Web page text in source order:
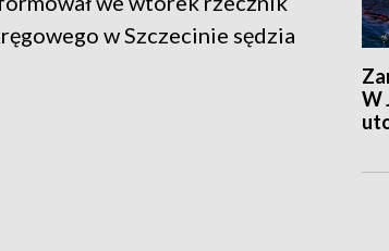
W
w Szczecinie sędzia